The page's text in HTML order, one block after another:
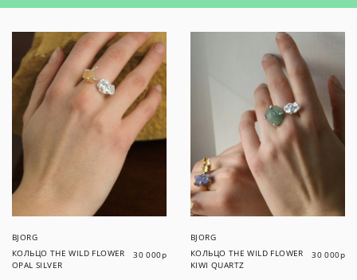
BJORG
КОЛЬЦО THE WILD FLOWER
OPAL SILVER
30 000р
BJORG
КОЛЬЦО THE WILD FLOWER
KIWI QUARTZ
30 000р